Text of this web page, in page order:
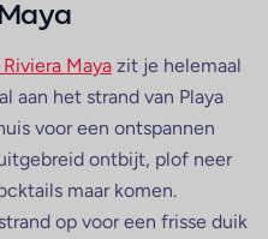
Maya zit je helemaal
aan het strand van Playa
voor een ontspannen
ontbijt, plof neer
maar komen.
op voor een frisse duik